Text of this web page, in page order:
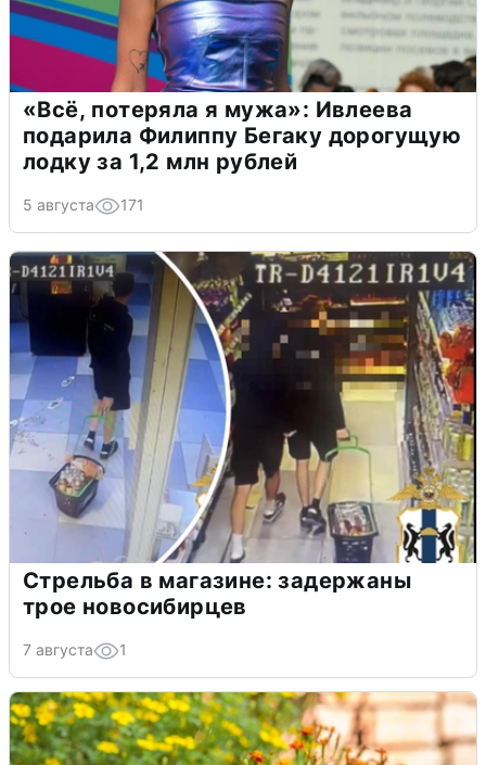
«Всё, потеряла я мужа»: Ивлеева
подарила Филиппу Бегаку дорогущую
лодку за 1,2 млн рублей
5 августа 171
Стрельба в магазине: задержаны
трое новосибирцев
7 августа 1